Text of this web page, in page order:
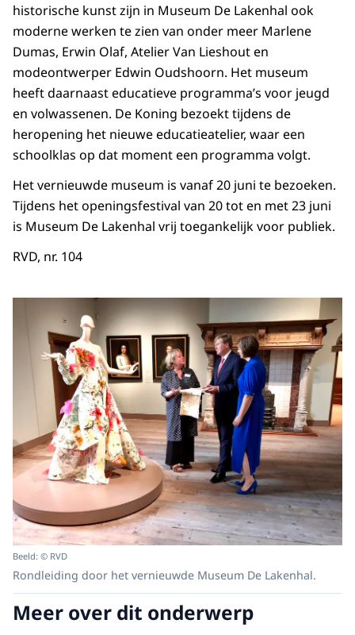
historische kunst zijn in Museum De Lakenhal ook
moderne werken te zien van onder meer Marlene
Dumas, Erwin Olaf, Atelier Van Lieshout en
modeontwerper Edwin Oudshoorn. Het museum
heeft daarnaast educatieve programma’s voor jeugd
en volwassenen. De Koning bezoekt tijdens de
heropening het nieuwe educatieatelier, waar een
schoolklas op dat moment een programma volgt.
Het vernieuwde museum is vanaf 20 juni te bezoeken.
Tijdens het openingsfestival van 20 tot en met 23 juni
is Museum De Lakenhal vrij toegankelijk voor publiek.
RVD, nr. 104
Beeld: © RVD
Rondleiding door het vernieuwde Museum De Lakenhal.
Meer over dit onderwerp